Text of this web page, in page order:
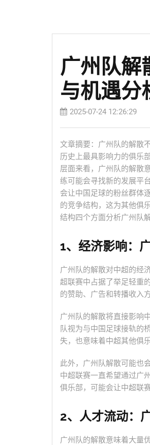
广州队解
与机遇分
2025-07-24 12:26:29
文章摘要：广州队的解散
历史上最具影响力的俱乐
层面来看，广州队的解散
练可能会寻找新的发展平
会让中国足球的粉丝群体
的竞争结构，这为其他俱
结构四个方面分析广州队
1、经济影响：
广州队的解散对中超的经
超联赛中占据了举足轻重
的赞助、广告和转播收入
广州队的解散将直接影响
队视为与中国足球接轨的
失，也意味着中超其他俱
此外，广州队解散可能也
中超联赛一直希望通过广
俱乐部，可能会让中超联
2、人才流动：
广州队的解散意味着大量